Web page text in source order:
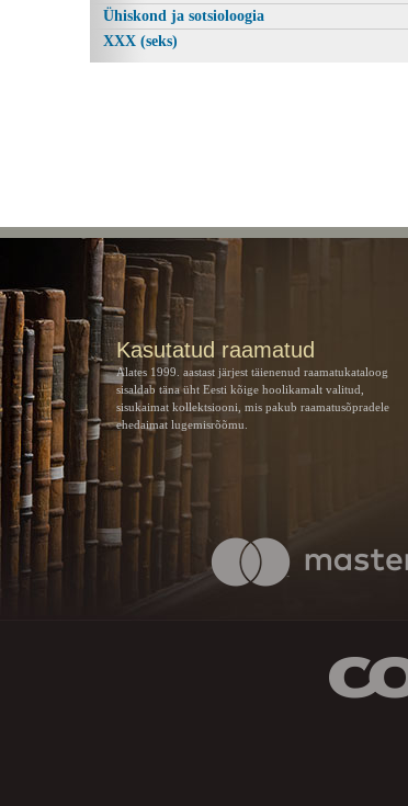
Ühiskond ja sotsioloogia
XXX (seks)
Kasutatud raamatud
Alates 1999. aastast järjest täienenud raamatukataloog
sisaldab täna üht Eesti kõige hoolikamalt valitud,
sisukaimat kollektsiooni, mis pakub raamatusõpradele
ehedaimat lugemisrõõmu.